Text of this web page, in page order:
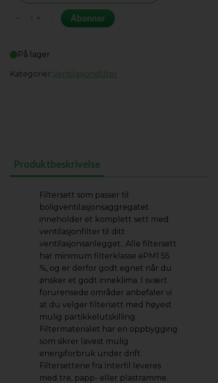
Domekt/Rego
Abonner
På lager
Kategorier:Ventilasjonsfilter
Produktbeskrivelse
Filtersett som passer til
boligventilasjonsaggregatet
inneholder et komplett sett med
ventilasjonfilter til ditt
ventilasjonsanlegget.. Alle filtersett
har minimum filterklasse ePM1 55
%, og er derfor godt egnet når du
ønsker et godt inneklima. I svært
forurensede områder anbefaler vi
at du velger filtersett med høyest
mulig partikkelutskilling.
Filtermaterialet har en oppbygging
som sikrer lavest mulig
energiforbruk under drift.
Filtersettene fra Interfil leveres
med tre, papp- eller plastramme.